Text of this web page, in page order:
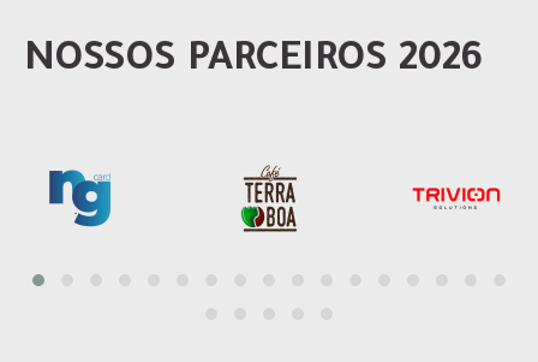
NOSSOS PARCEIROS 2026